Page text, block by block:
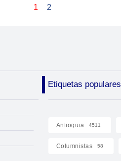
1 2
Etiquetas populares
Antioquia 4511
Columnistas 58